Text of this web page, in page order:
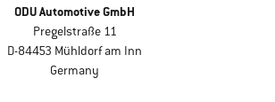
ODU Automotive GmbH
Pregelstraße 11
D-84453 Mühldorf am Inn
Germany